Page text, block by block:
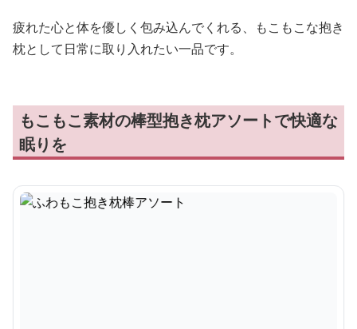
疲れた心と体を優しく包み込んでくれる、もこもこな抱き
枕として日常に取り入れたい一品です。
もこもこ素材の棒型抱き枕アソートで快適な
眠りを